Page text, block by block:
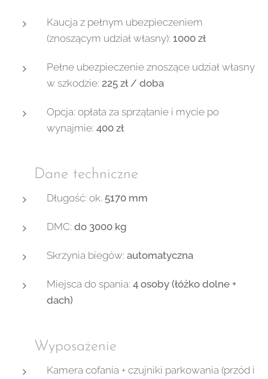
Kaucja z pełnym ubezpieczeniem
(znoszącym udział własny): 1000 zł
Pełne ubezpieczenie znoszące udział własny
w szkodzie: 225 zł / doba
Opcja: opłata za sprzątanie i mycie po
wynajmie: 400 zł
📊 Dane techniczne
Długość: ok. 5170 mm
DMC: do 3000 kg
Skrzynia biegów: automatyczna
Miejsca do spania: 4 osoby (łóżko dolne +
dach)
🛠 Wyposażenie
Kamera cofania + czujniki parkowania (przód i